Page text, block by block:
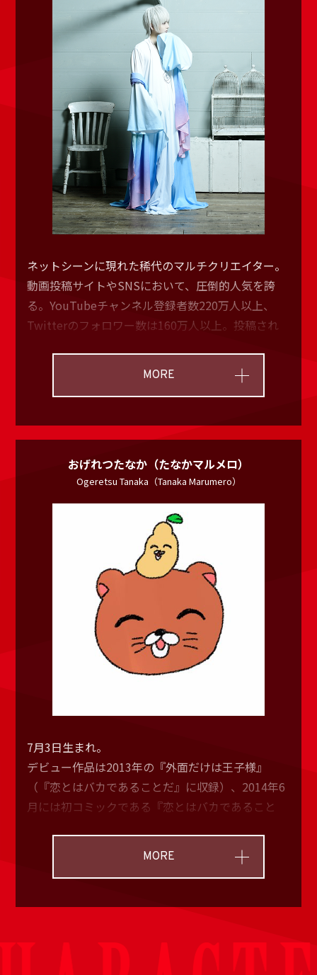
MORE
ネットシーンに現れた稀代のマルチクリエイター。
動画投稿サイトやSNSにおいて、圧倒的人気を誇
る。YouTubeチャンネル登録者数220万人以上、
Twitterのフォロワー数は160万人以上。投稿され
詞、作曲、編曲、エンジニアリングまで自らで行
い、10代を始めとする若者から絶大な人気を集めて
価を受け、中国を始め海外でも支持を得ている。ま
た2020年3月25日にワンマン公演「ひきこもりでも
LIVEがしたい！～すーぱーまふまふわーるど2020
＠東京ドーム～」、3月26日に自らがオーガナイズ
する音楽フェス「ひきこもりたちでもフェスがした
い！～世界征服Ⅱ＠東京ドーム～」を開催が決定し
おげれつたなか（たなかマルメロ）
Ogeretsu Tanaka（Tanaka Marumero）
MORE
7月3日生まれ。
デビュー作品は2013年の『外面だけは王子様』
（『恋とはバカであることだ』に収録）、2014年6
月には初コミックである『恋とはバカであること
デビュー時から、新人とは思えぬ画力と繊細な心理
描写で今後の活動を期待されており、どの作品もク
の生き生きとした表情が魅力的。思わず読み手が胸
けでも読む価値があるのではと思うほど素晴らしい
画力を誇る。